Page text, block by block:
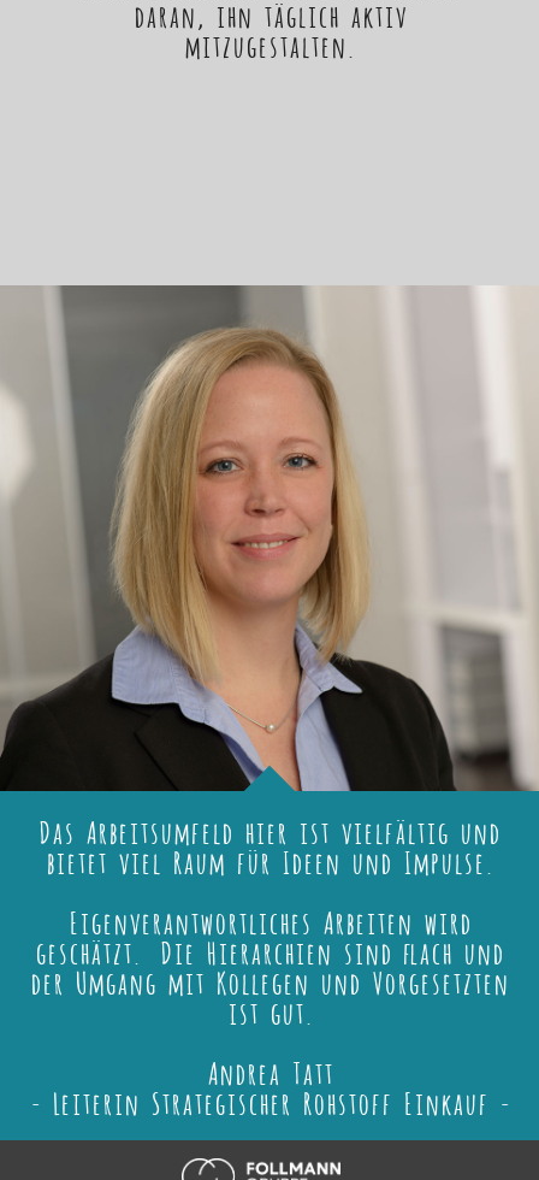
daran, ihn täglich aktiv
mitzugestalten.
Das Arbeitsumfeld hier ist vielfältig und
bietet viel Raum für Ideen und Impulse.
Eigenverantwortliches Arbeiten wird
geschätzt. Die Hierarchien sind flach und
der Umgang mit Kollegen und Vorgesetzten
ist gut.
Andrea Tatt
- Leiterin Strategischer Rohstoff Einkauf -